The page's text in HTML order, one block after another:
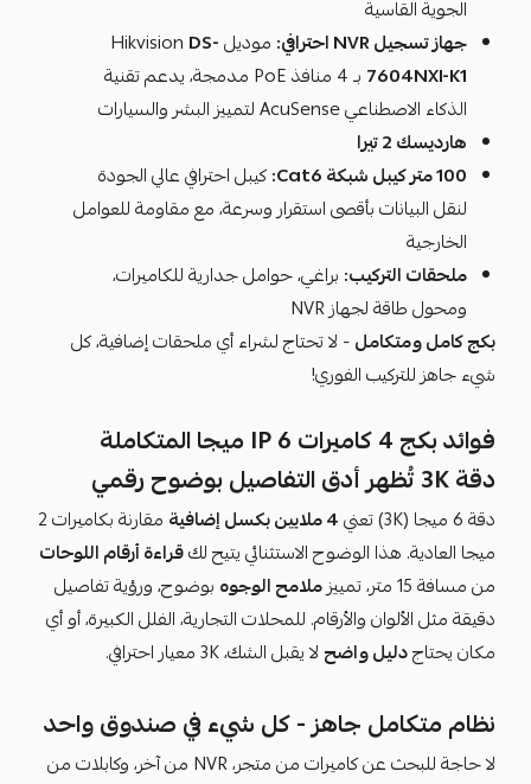
الجوية القاسية
جهاز تسجيل NVR احترافي:
موديل HikvisionDS-
7604NXI-K1
بـ 4 منافذ PoE مدمجة، يدعم تقنية
الذكاء الاصطناعي AcuSense لتمييز البشر والسيارات
هارديسك 2 تيرا
100 متر كيبل شبكة Cat6:
كيبل احترافي عالي الجودة
لنقل البيانات بأقصى استقرار وسرعة، مع مقاومة للعوامل
الخارجية
ملحقات التركيب: براغي، حوامل جدارية للكاميرات،
ومحول طاقة لجهاز NVR
بكج كامل ومتكامل- لا تحتاج لشراء أي ملحقات إضافية، كل
شيء جاهز للتركيب الفوري!
فوائد بكج 4 كاميرات IP 6 ميجا المتكاملة
دقة 3K تُظهر أدق التفاصيل بوضوح رقمي
دقة 6 ميجا (3K) تعني 4 ملايين بكسل إضافية
مقارنة بكاميرات 2
ميجا العادية. هذا الوضوح الاستثنائي يتيح لكقراءة أرقام اللوحات
من مسافة 15 متر، تمييز
ملامح الوجوه بوضوح، ورؤية تفاصيل
دقيقة مثل الألوان والأرقام. للمحلات التجارية، الفلل الكبيرة، أو أي
مكان يحتاجدليل واضح لا يقبل الشك، 3K معيار احترافي.
نظام متكامل جاهز - كل شيء في صندوق واحد
لا حاجة للبحث عن كاميرات من متجر، NVR من آخر، وكابلات من